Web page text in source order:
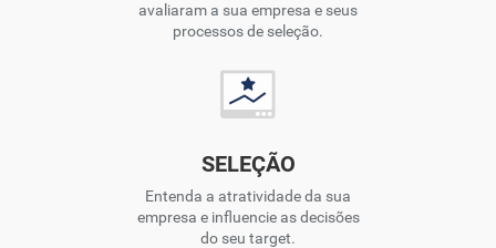
avaliaram a sua empresa e seus
processos de seleção.
SELEÇÃO
Entenda a atratividade da sua
empresa e influencie as decisões
do seu target.